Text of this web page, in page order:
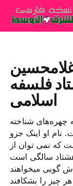
فلسفه
اسلامی
چهره‌های شناخته
او اینک جزو
که نمی توان از
هشتاد سالگی است
گویی می‏خواهند